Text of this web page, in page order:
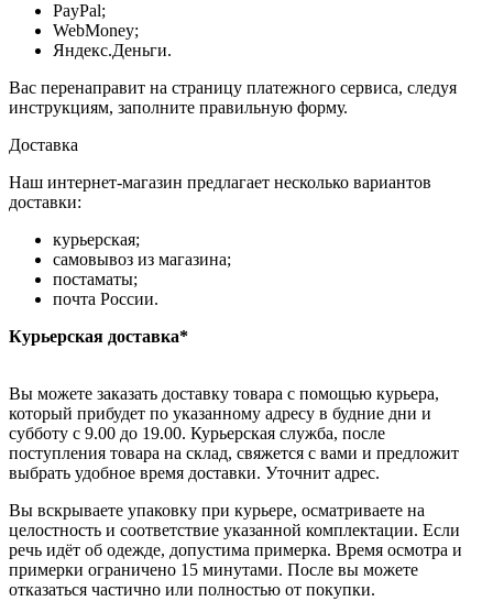
PayPal;
WebMoney;
Яндекс.Деньги.
Вас перенаправит на страницу платежного сервиса, следуя
инструкциям, заполните правильную форму.
Доставка
Наш интернет-магазин предлагает несколько вариантов
доставки:
курьерская;
самовывоз из магазина;
постаматы;
почта России.
Курьерская доставка*
Вы можете заказать доставку товара с помощью курьера,
который прибудет по указанному адресу в будние дни и
субботу с 9.00 до 19.00. Курьерская служба, после
поступления товара на склад, свяжется с вами и предложит
выбрать удобное время доставки. Уточнит адрес.
Вы вскрываете упаковку при курьере, осматриваете на
целостность и соответствие указанной комплектации. Если
речь идёт об одежде, допустима примерка. Время осмотра и
примерки ограничено 15 минутами. После вы можете
отказаться частично или полностью от покупки.